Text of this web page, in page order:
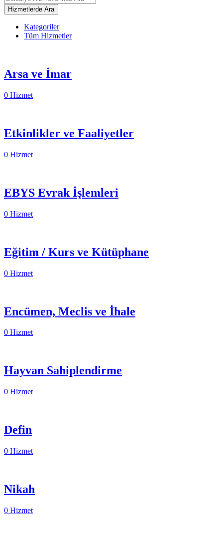
Kategoriler
Tüm Hizmetler
Arsa ve İmar
0 Hizmet
Etkinlikler ve Faaliyetler
0 Hizmet
EBYS Evrak İşlemleri
0 Hizmet
Eğitim / Kurs ve Kütüphane
0 Hizmet
Encümen, Meclis ve İhale
0 Hizmet
Hayvan Sahiplendirme
0 Hizmet
Defin
0 Hizmet
Nikah
0 Hizmet